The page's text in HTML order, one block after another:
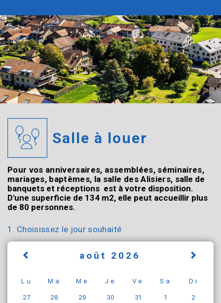
Salle à louer
Pour vos anniversaires, assemblées, séminaires,
mariages, baptêmes, la salle des Alisiers, salle de
banquets et réceptions est à votre disposition.
D'une superficie de 134 m2, elle peut accueillir plus
de 80 personnes.
1. Choisissez le jour souhaité
août 2026
Lu Ma Me Je Ve Sa Di
27 28 29 30 31 1 2